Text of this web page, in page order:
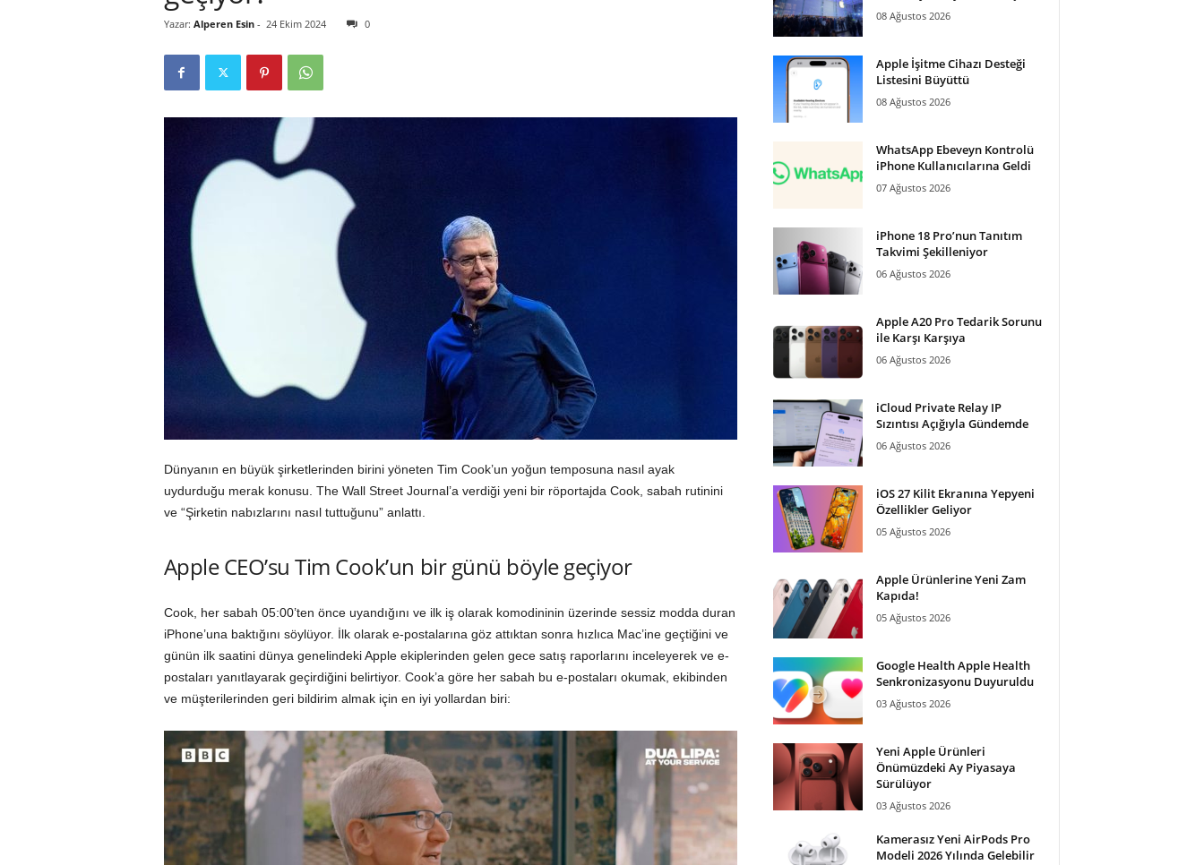
i
E
Yazar: Alperen Esin- 24 Ekim 2024 0
Dünyanın en büyük şirketlerinden birini yöneten Tim Cook’un yoğun temposuna nasıl ayak
uydurduğu merak konusu. The Wall Street Journal’a verdiği yeni bir röportajda Cook, sabah rutinini
ve “Şirketin nabızlarını nasıl tuttuğunu” anlattı.
Apple CEO’su Tim Cook’un bir günü böyle geçiyor
Cook, her sabah 05:00’ten önce uyandığını ve ilk iş olarak komodininin üzerinde sessiz modda duran
iPhone’una baktığını söylüyor. İlk olarak e-postalarına göz attıktan sonra hızlıca Mac’ine geçtiğini ve
günün ilk saatini dünya genelindeki Apple ekiplerinden gelen gece satış raporlarını inceleyerek ve e-
postaları yanıtlayarak geçirdiğini belirtiyor. Cook’a göre her sabah bu e-postaları okumak, ekibinden
ve müşterilerinden geri bildirim almak için en iyi yollardan biri:
08 Ağustos 2026
Apple İşitme Cihazı Desteği
Listesini Büyüttü
08 Ağustos 2026
WhatsApp Ebeveyn Kontrolü
iPhone Kullanıcılarına Geldi
07 Ağustos 2026
iPhone 18 Pro’nun Tanıtım
Takvimi Şekilleniyor
06 Ağustos 2026
Apple A20 Pro Tedarik Sorunu
ile Karşı Karşıya
06 Ağustos 2026
iCloud Private Relay IP
Sızıntısı Açığıyla Gündemde
06 Ağustos 2026
iOS 27 Kilit Ekranına Yepyeni
Özellikler Geliyor
05 Ağustos 2026
Apple Ürünlerine Yeni Zam
Kapıda!
05 Ağustos 2026
Google Health Apple Health
Senkronizasyonu Duyuruldu
03 Ağustos 2026
Yeni Apple Ürünleri
Önümüzdeki Ay Piyasaya
Sürülüyor
03 Ağustos 2026
Kamerasız Yeni AirPods Pro
Modeli 2026 Yılında Gelebilir